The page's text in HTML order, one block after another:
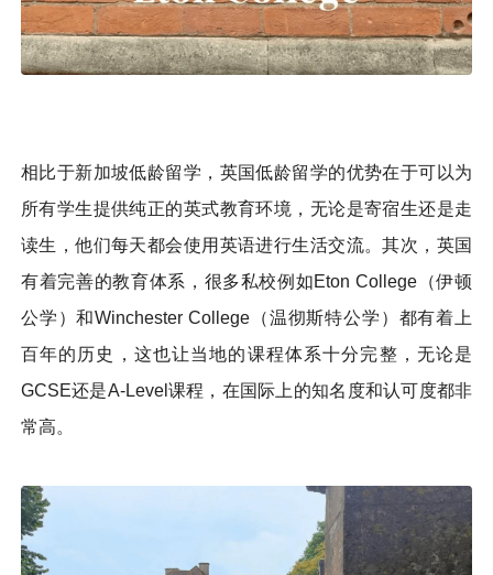
相比于新加坡低龄留学，英国低龄留学的优势在于可以为
所有学生提供纯正的英式教育环境，无论是寄宿生还是走
读生，他们每天都会使用英语进行生活交流。其次，英国
有着完善的教育体系，很多私校例如Eton College（伊顿
公学）和Winchester College（温彻斯特公学）都有着上
百年的历史，这也让当地的课程体系十分完整，无论是
GCSE还是A-Level课程，在国际上的知名度和认可度都非
常高。